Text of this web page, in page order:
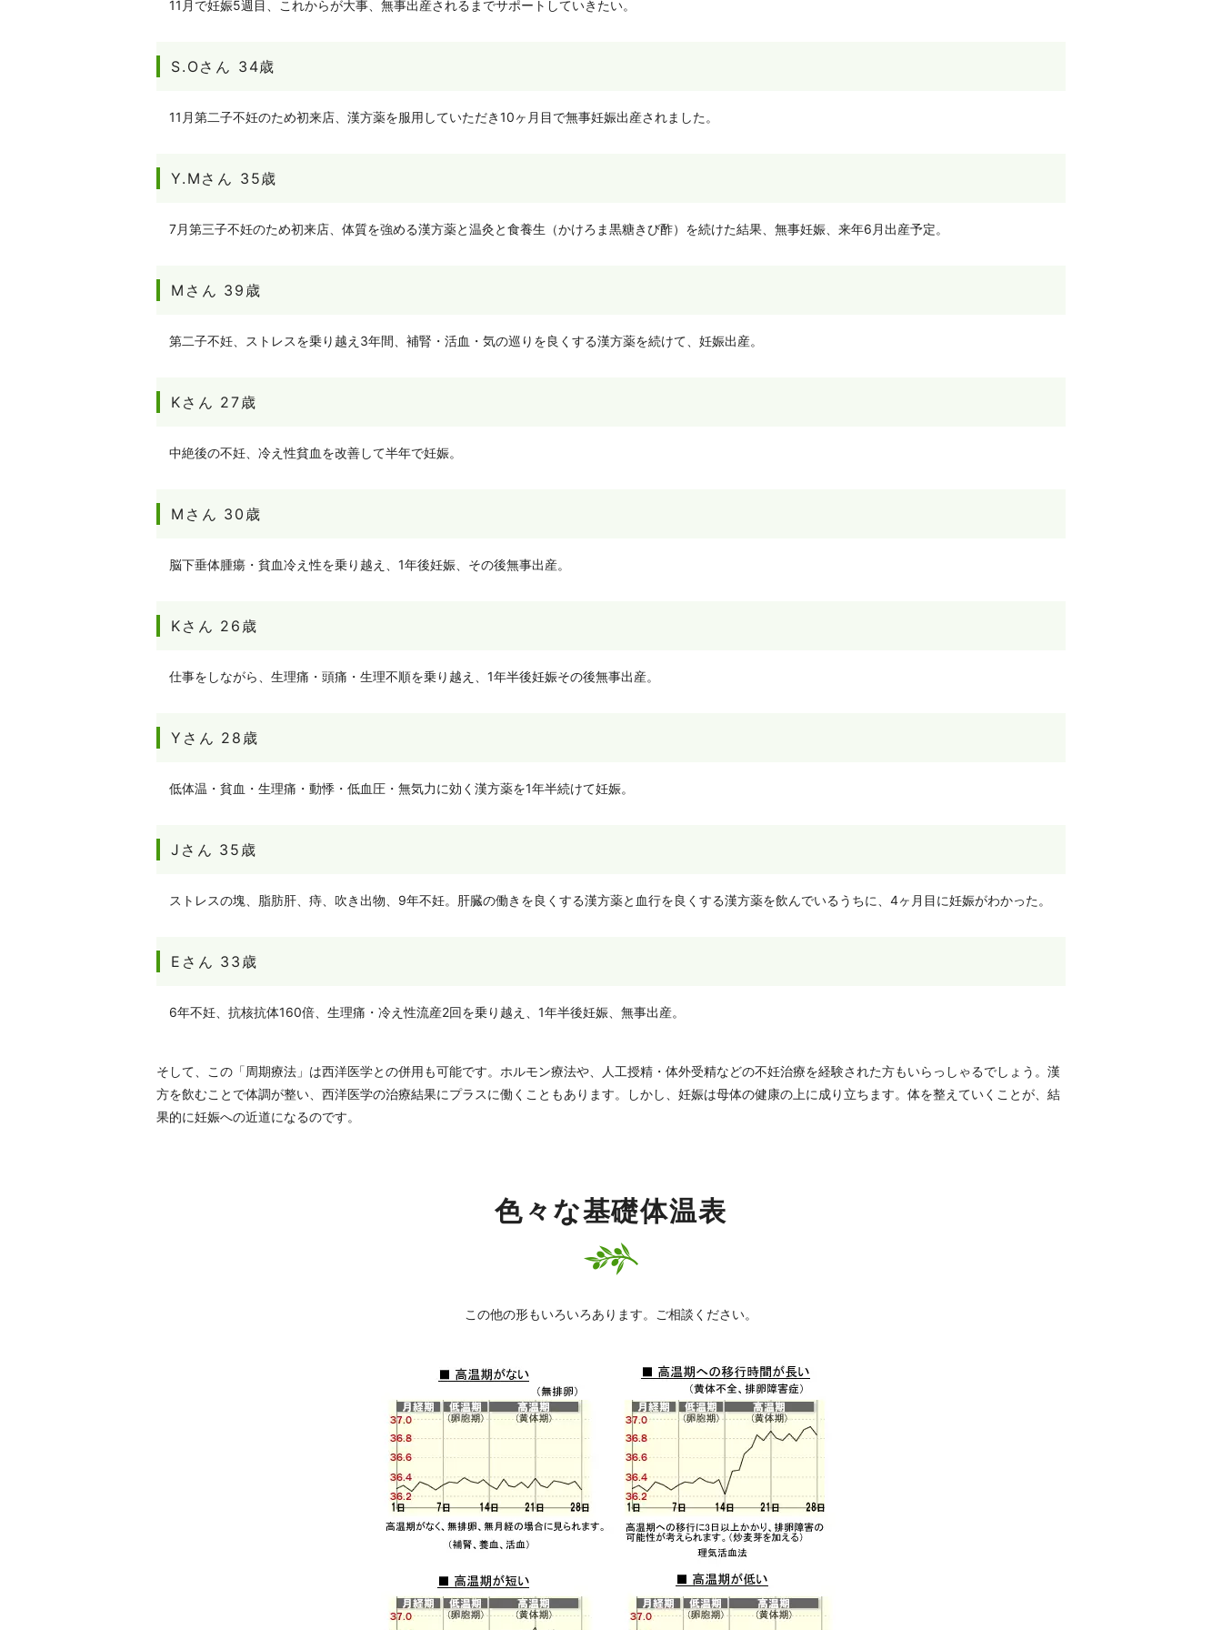
11月で妊娠5週目、これからが大事、無事出産されるまでサポートしていきたい。
S.Oさん 34歳
11月第二子不妊のため初来店、漢方薬を服用していただき10ヶ月目で無事妊娠出産されました。
Y.Mさん 35歳
7月第三子不妊のため初来店、体質を強める漢方薬と温灸と食養生（かけろま黒糖きび酢）を続けた結果、無事妊娠、来年6月出産予定。
Mさん 39歳
第二子不妊、ストレスを乗り越え3年間、補腎・活血・気の巡りを良くする漢方薬を続けて、妊娠出産。
Kさん 27歳
中絶後の不妊、冷え性貧血を改善して半年で妊娠。
Mさん 30歳
脳下垂体腫瘍・貧血冷え性を乗り越え、1年後妊娠、その後無事出産。
Kさん 26歳
仕事をしながら、生理痛・頭痛・生理不順を乗り越え、1年半後妊娠その後無事出産。
Yさん 28歳
低体温・貧血・生理痛・動悸・低血圧・無気力に効く漢方薬を1年半続けて妊娠。
Jさん 35歳
ストレスの塊、脂肪肝、痔、吹き出物、9年不妊。肝臓の働きを良くする漢方薬と血行を良くする漢方薬を飲んでいるうちに、4ヶ月目に妊娠がわかった。
Eさん 33歳
6年不妊、抗核抗体160倍、生理痛・冷え性流産2回を乗り越え、1年半後妊娠、無事出産。
そして、この「周期療法」は西洋医学との併用も可能です。ホルモン療法や、人工授精・体外受精などの不妊治療を経験された方もいらっしゃるでしょう。漢
方を飲むことで体調が整い、西洋医学の治療結果にプラスに働くこともあります。しかし、妊娠は母体の健康の上に成り立ちます。体を整えていくことが、結
果的に妊娠への近道になるのです。
色々な基礎体温表
この他の形もいろいろあります。ご相談ください。